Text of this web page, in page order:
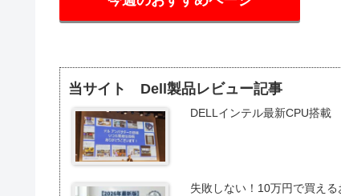
当サイト Dell製品レビュー記事
DELLインテル最新CPU搭
失敗しない！10万円で買え